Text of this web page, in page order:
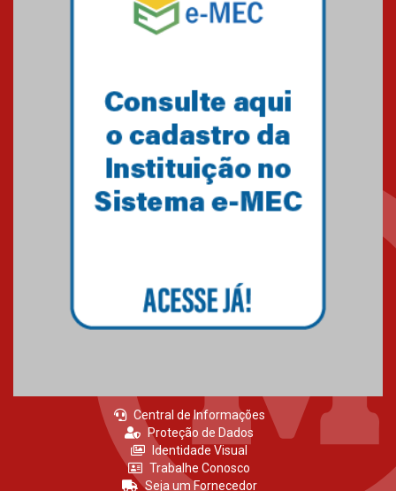
Central de Informações
Proteção de Dados
Identidade Visual
Trabalhe Conosco
Seja um Fornecedor